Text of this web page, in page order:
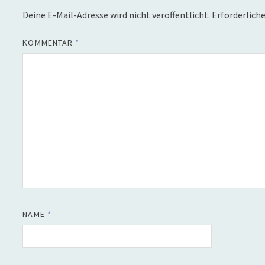
Deine E-Mail-Adresse wird nicht veröffentlicht.
KOMMENTAR *
NAME *